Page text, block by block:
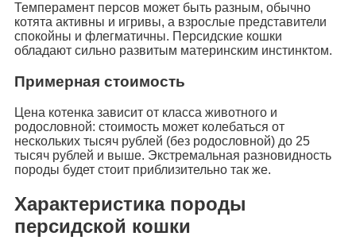
Темперамент персов может быть разным, обычно
котята активны и игривы, а взрослые представители
спокойны и флегматичны. Персидские кошки
обладают сильно развитым материнским инстинктом.
Примерная стоимость
Цена котенка зависит от класса животного и
родословной: стоимость может колебаться от
нескольких тысяч рублей (без родословной) до 25
тысяч рублей и выше. Экстремальная разновидность
породы будет стоит приблизительно так же.
Характеристика породы
персидской кошки